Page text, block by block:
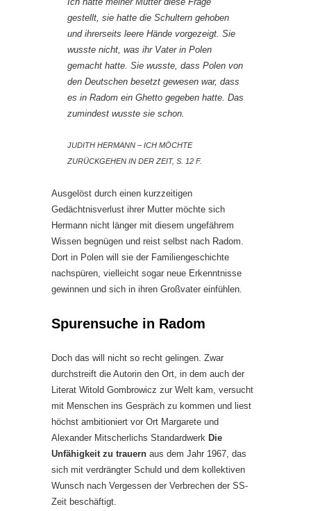
gestellt, sie hatte die Schultern gehoben
und ihrerseits leere Hände vorgezeigt. Sie
wusste nicht, was ihr Vater in Polen
gemacht hatte. Sie wusste, dass Polen von
den Deutschen besetzt gewesen war, dass
es in Radom ein Ghetto gegeben hatte. Das
zumindest wusste sie schon.
JUDITH HERMANN – ICH MÖCHTE
ZURÜCKGEHEN IN DER ZEIT, S. 12 F.
Ausgelöst durch einen kurzzeitigen
Gedächtnisverlust ihrer Mutter möchte sich
Hermann nicht länger mit diesem ungefährem
Wissen begnügen und reist selbst nach Radom.
Dort in Polen will sie der Familiengeschichte
nachspüren, vielleicht sogar neue Erkenntnisse
gewinnen und sich in ihren Großvater einfühlen.
Spurensuche in Radom
Doch das will nicht so recht gelingen. Zwar
durchstreift die Autorin den Ort, in dem auch der
Literat Witold Gombrowicz zur Welt kam, versucht
mit Menschen ins Gespräch zu kommen und liest
höchst ambitioniert vor Ort Margarete und
Alexander Mitscherlichs Standardwerk Die
Unfähigkeit zu trauern aus dem Jahr 1967, das
sich mit verdrängter Schuld und dem kollektiven
Wunsch nach Vergessen der Verbrechen der SS-
Zeit beschäftigt.